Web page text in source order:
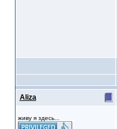
Aliza
живу я здесь...